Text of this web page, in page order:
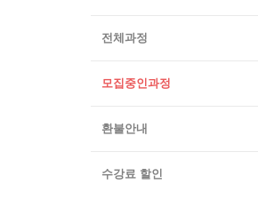
전체과정
모집중인과정
환불안내
수강료 할인